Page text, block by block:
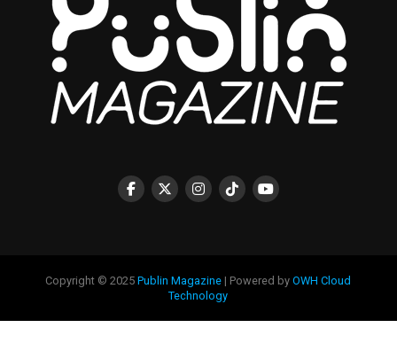
Copyright © 2025Publin Magazine | Powered byOWH Cloud
Technology